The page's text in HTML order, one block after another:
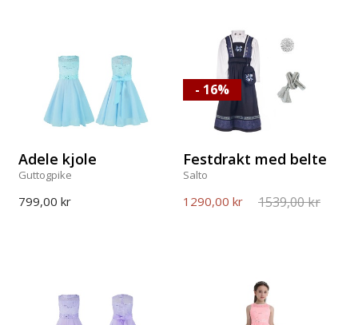
Adele kjole
Guttogpike
799,00 kr
Festdrakt med belte
Salto
1290,00 kr 1539,00 kr
- 16%